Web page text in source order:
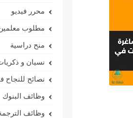
محرر فيديو
مطلوب
منح دراسية
نسيان و
نصائح للنجاح
وظائف البنوك
وظائف